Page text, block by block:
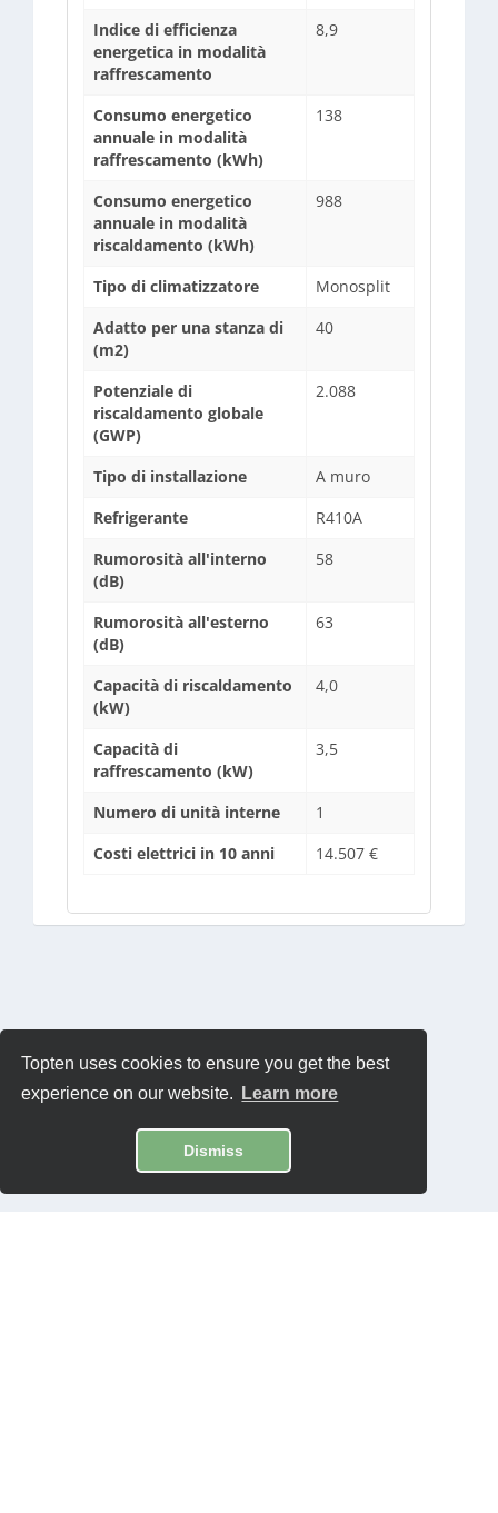
Topten uses cookies to ensure you get the best
experience on our website.
Learn more
Dismiss
Indice di efficienza
energetica in modalità
raffrescamento
8,9
Consumo energetico
annuale in modalità
raffrescamento (kWh)
138
Consumo energetico
annuale in modalità
riscaldamento (kWh)
988
Tipo di climatizzatore
Monosplit
Adatto per una stanza di
(m2)
40
Potenziale di
riscaldamento globale
(GWP)
2.088
Tipo di installazione
A muro
Refrigerante
R410A
Rumorosità all'interno
(dB)
58
Rumorosità all'esterno
(dB)
63
Capacità di riscaldamento
(kW)
4,0
Capacità di
raffrescamento (kW)
3,5
Numero di unità interne
1
Costi elettrici in 10 anni
14.507 €